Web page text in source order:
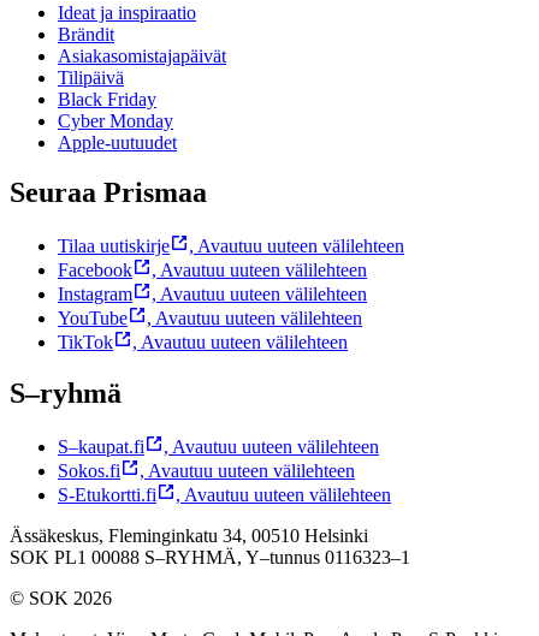
Ideat ja inspiraatio
Brändit
Asiakasomistajapäivät
Tilipäivä
Black Friday
Cyber Monday
Apple-uutuudet
Seuraa Prismaa
Tilaa uutiskirje , Avautuu uuteen välilehteen
Facebook
, Avautuu uuteen välilehteen
Instagram
, Avautuu uuteen välilehteen
YouTube
, Avautuu uuteen välilehteen
TikTok
, Avautuu uuteen välilehteen
S–ryhmä
S–kaupat.fi , Avautuu uuteen välilehteen
Sokos.fi
, Avautuu uuteen välilehteen
S-Etukortti.fi
, Avautuu uuteen välilehteen
Ässäkeskus, Fleminginkatu 34, 00510 Helsinki
SOK PL1 00088 S–RYHMÄ, Y–tunnus 0116323–1
© SOK 2026